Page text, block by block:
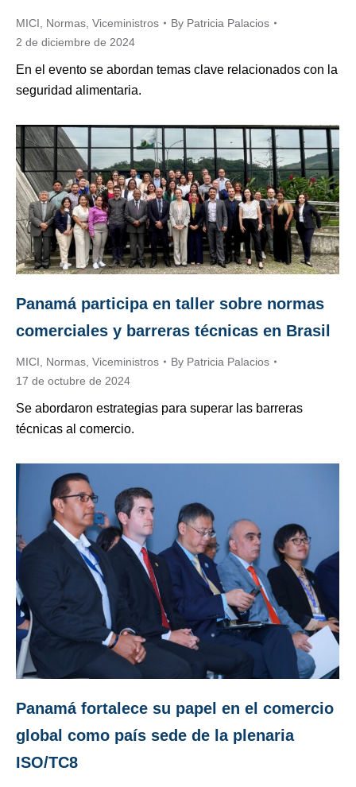
MICI, Normas, Viceministros By Patricia Palacios
2 de diciembre de 2024
En el evento se abordan temas clave relacionados con la
seguridad alimentaria.
Panamá participa en taller sobre normas
comerciales y barreras técnicas en Brasil
MICI Normas Viceministros By Patricia Palacios
17 de octubre de 2024
Se abordaron estrategias para superar las barreras
técnicas al comercio.
Panamá fortalece su papel en el comercio
global como país sede de la plenaria
ISO/TC8